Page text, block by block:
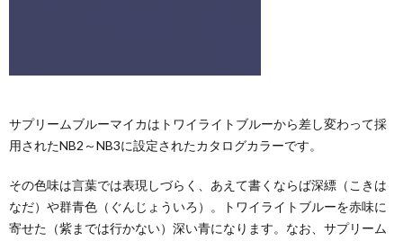
サプリームブルーマイカはトワイライトブルーから差し変わって採
用されたNB2～NB3に設定されたカタログカラーです。
その色味は言葉では表現しづらく、あえて書くならば深縹（こきは
なだ）や群青色（ぐんじょういろ）。トワイライトブルーを赤味に
寄せた（紫までは行かない）深い青になります。なお、サプリーム